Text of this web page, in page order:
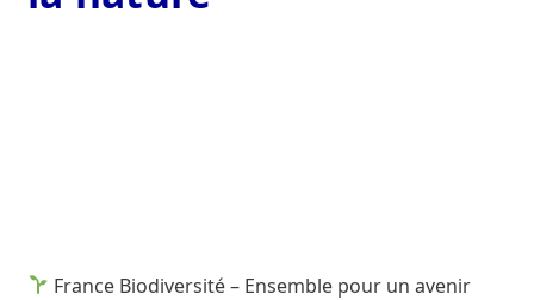
France Biodiversité – Ensemble pour un avenir